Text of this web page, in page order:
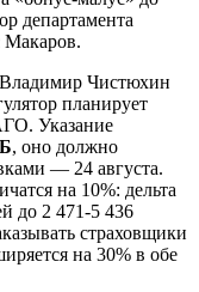
департамента
Макаров.
Владимир Чистюхин
планирует
Указание
, оно должно
— 24 августа.
на 10%: дельта
до 2 471-5 436
страховщики
на 30% в обе